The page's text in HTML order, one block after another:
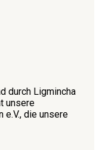
durch Ligmincha
unsere
e.V., die unsere